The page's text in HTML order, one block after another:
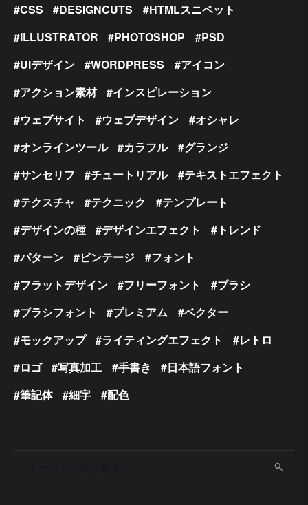
CSS DESIGNCUTS
HTMLスニペット
ILLUSTRATOR
PHOTOSHOP
PSD
UIデザイン
WORDPRESS
アイコン
アクション素材
インスピレーション
ウェブサイト
ウェブデザイン
オシャレ
オンラインツール
カラフル
グランジ
サンセリフ
チュートリアル
テキストエフェクト
テクスチャ
テクニック
テンプレート
デザインの種
デザインエフェクト
トレンド
パターン
ビンテージ
フォント
フラットデザイン
フリーフォント
ブラシ
ブラシフォント
プレミアム
ベクター
モックアップ
ライティングエフェクト
レトロ
ロゴ
写真加工 手書き
日本語フォント
筆記体
細字 配色